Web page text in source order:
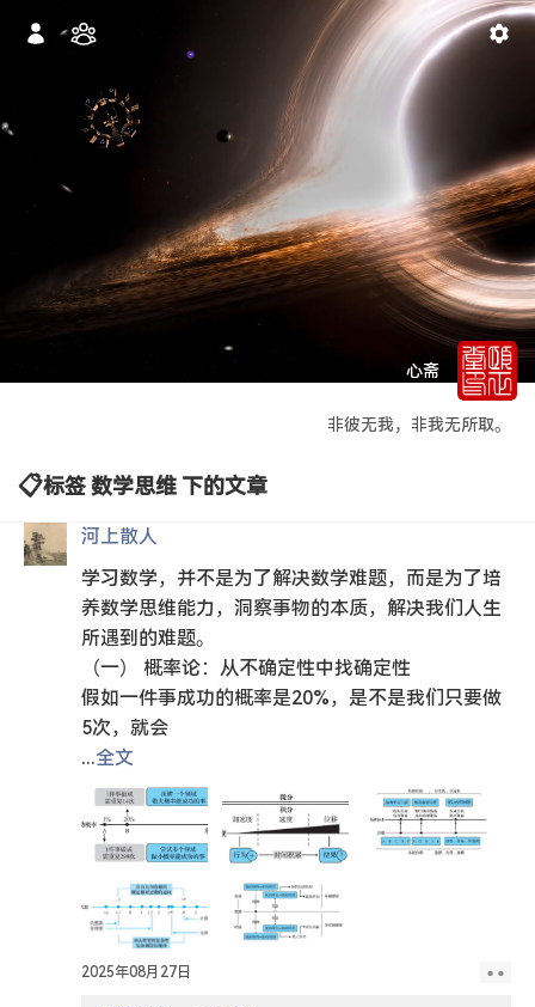
心斋
非彼无我，非我无所取。
标签 数学思维 下的文章
河上散人
学习数学，并不是为了解决数学难题，而是为了培
养数学思维能力，洞察事物的本质，解决我们人生
所遇到的难题。
（一） 概率论：从不确定性中找确定性
假如一件事成功的概率是20%，是不是我们只要做
5次，就会
...全文
2025年08月27日